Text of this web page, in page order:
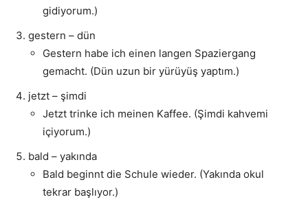
gidiyorum.)
gestern – dün
Gestern habe ich einen langen Spaziergang
gemacht. (Dün uzun bir yürüyüş yaptım.)
jetzt – şimdi
Jetzt trinke ich meinen Kaffee. (Şimdi kahvemi
içiyorum.)
bald – yakında
Bald beginnt die Schule wieder. (Yakında okul
tekrar başlıyor.)